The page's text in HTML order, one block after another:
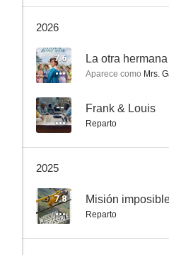
Torchwood
2026
7.6 La otra
Aparece como Mrs.
-- Frank & Louis
Reparto
2025
7.8 Misión
Reparto